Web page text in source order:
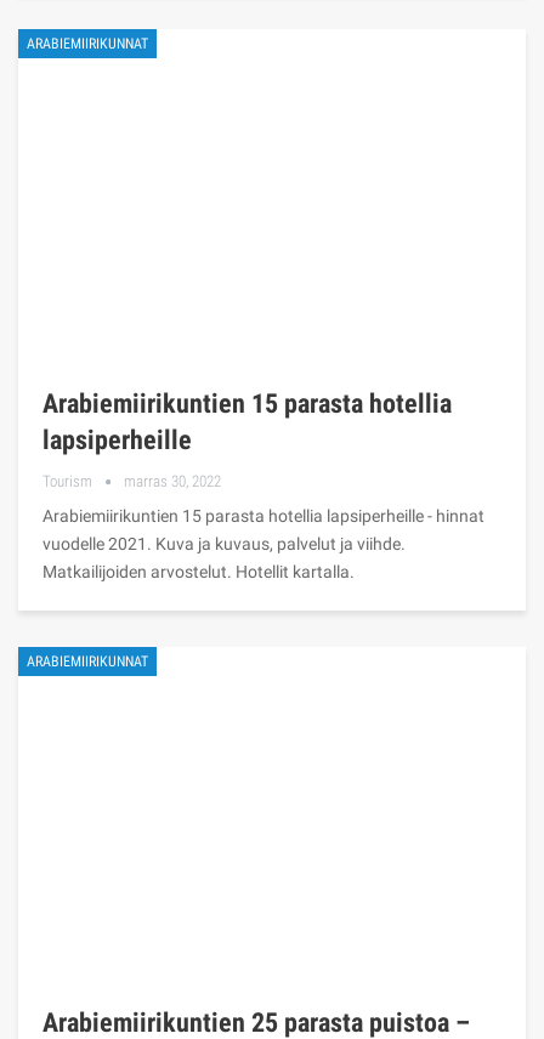
ARABIEMIIRIKUNNAT
Arabiemiirikuntien 15 parasta hotellia
lapsiperheille
Tourism marras 30, 2022
Arabiemiirikuntien 15 parasta hotellia lapsiperheille - hinnat
vuodelle 2021. Kuva ja kuvaus, palvelut ja viihde.
Matkailijoiden arvostelut. Hotellit kartalla.
ARABIEMIIRIKUNNAT
Arabiemiirikuntien 25 parasta puistoa –